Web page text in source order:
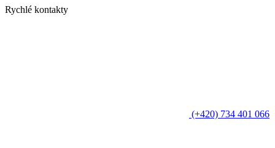
Rychlé kontakty
(+420) 734 401 066